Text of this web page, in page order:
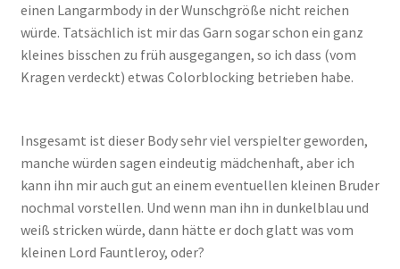
einen Langarmbody in der Wunschgröße nicht reichen
würde. Tatsächlich ist mir das Garn sogar schon ein ganz
kleines bisschen zu früh ausgegangen, so ich dass (vom
Kragen verdeckt) etwas Colorblocking betrieben habe.
Insgesamt ist dieser Body sehr viel verspielter geworden,
manche würden sagen eindeutig mädchenhaft, aber ich
kann ihn mir auch gut an einem eventuellen kleinen Bruder
nochmal vorstellen. Und wenn man ihn in dunkelblau und
weiß stricken würde, dann hätte er doch glatt was vom
kleinen Lord Fauntleroy, oder?